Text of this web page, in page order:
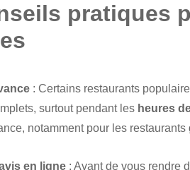
pratiques
: Certains restaurants
surtout pendant les heures
notamment pour les
en ligne : Avant de vous rendre